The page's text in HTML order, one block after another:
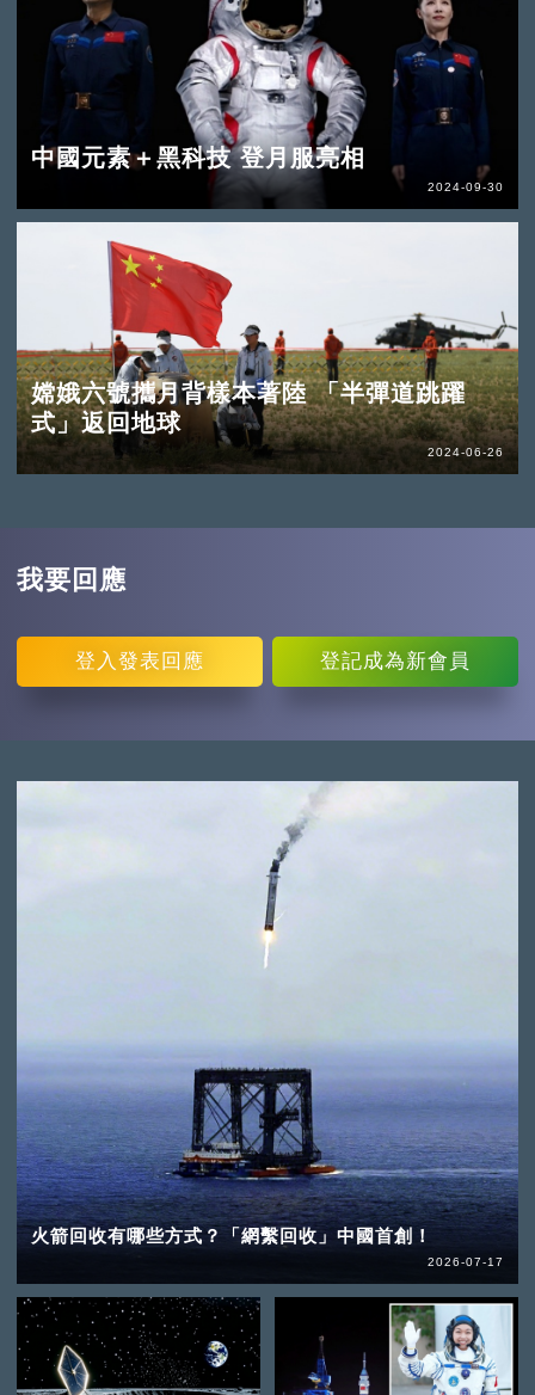
中國元素＋黑科技 登月服亮相
2024-09-30
嫦娥六號攜月背樣本著陸 「半彈道跳躍
式」返回地球
2024-06-26
我要回應
登入 發表回應 登記成為新會員
火箭回收有哪些方式？「網繫回收」中國首創！
2026-07-17